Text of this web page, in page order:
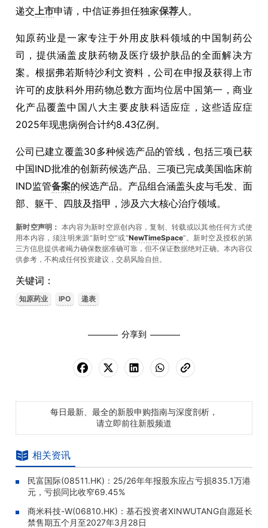
递交上市申请，中信证券担任独家保荐人。
知原药业是一家专注于外用皮肤科领域的中国制药公
司，提供涵盖皮肤药物及医疗级护肤品的全面解决方
案。根据弗若斯特沙利文资料，公司在申报及获得上市
许可的皮肤科外用药物总数方面均位居中国第一，商业
化产品覆盖中国八大主要皮肤科适应症，这些适应症
2025年现患病例合计约8.43亿例。
公司已建立覆盖30多种候选产品的管线，包括三项已获
中国IND批准的创新药候选产品、三项已完成美国临床前
IND监管备案的候选产品。产品组合涵盖头皮与毛发、面
部、躯干、四肢及指甲，涉及六大核心治疗领域。
新时空声明： 本内容为新时空原创内容，复制、转载或以其他任何方式使
用本内容，须注明来源“新时空”或“NewTimeSpace”。新时空及授权的第
三方信息提供者竭力确保数据准确可靠，但不保证数据绝对正确。本內容仅
供参考，不构成任何投资建议，交易风险自担。
关键词：
知原药业 IPO 递表
分享到
每日最新、最全的新股申购指南与深度剖析，
请立即前往新股频道
相关资讯
民富国际(08511.HK)：25/26年年报股东应占亏损835.1万港
元，亏损同比收窄69.45%
商米科技-W(06810.HK)：基石投资者XINWUTANG自愿延长
禁售期五个月至2027年3月28日